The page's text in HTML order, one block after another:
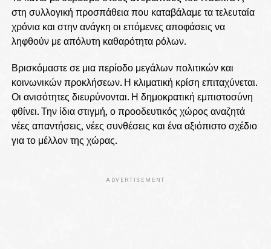
στη συλλογική προσπάθεια που καταβάλαμε τα τελευταία
χρόνια και στην ανάγκη οι επόμενες αποφάσεις να
ληφθούν με απόλυτη καθαρότητα ρόλων.
Βρισκόμαστε σε μια περίοδο μεγάλων πολιτικών και
κοινωνικών προκλήσεων. Η κλιματική κρίση επιταχύνεται.
Οι ανισότητες διευρύνονται. Η δημοκρατική εμπιστοσύνη
φθίνει. Την ίδια στιγμή, ο προοδευτικός χώρος αναζητά
νέες απαντήσεις, νέες συνθέσεις και ένα αξιόπιστο σχέδιο
για το μέλλον της χώρας.
ADVERTISEMENT